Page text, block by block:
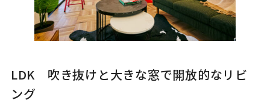
LDK 吹き抜けと大きな窓で開放的なリビ
ング